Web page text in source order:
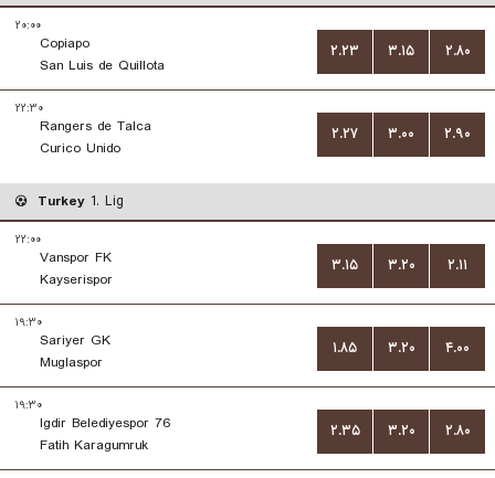
۲۰:۰۰
Copiapo
San Luis de Quillota
۲.۲۳ ۳.۱۵ ۲.۸۰
۲۲:۳۰
Rangers de Talca
Curico Unido
۲.۲۷ ۳.۰۰ ۲.۹۰
Turkey 1. Lig
۲۲:۰۰
Vanspor FK
Kayserispor
۳.۱۵ ۳.۲۰ ۲.۱۱
۱۹:۳۰
Sariyer GK
Muglaspor
۱.۸۵ ۳.۲۰ ۴.۰۰
۱۹:۳۰
76 Igdir Belediyespor
Fatih Karagumruk
۲.۳۵ ۳.۲۰ ۲.۸۰